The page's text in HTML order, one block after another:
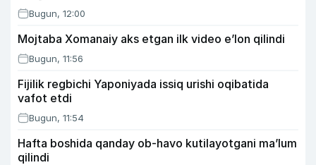
Bugun, 12:00
Mojtaba Xomanaiy aks etgan ilk video e’lon qilindi
Bugun, 11:56
Fijilik regbichi Yaponiyada issiq urishi oqibatida
vafot etdi
Bugun, 11:54
Hafta boshida qanday ob-havo kutilayotgani ma’lum
qilindi